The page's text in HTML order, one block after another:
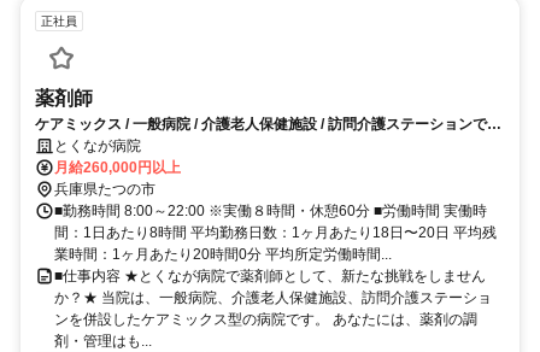
正社員
薬剤師
ケアミックス / 一般病院 / 介護老人保健施設 / 訪問介護ステーションでの
薬剤師の業務全般となります！
とくなが病院
月給260,000円以上
兵庫県たつの市
■勤務時間 8:00～22:00 ※実働８時間・休憩60分 ■労働時間 実働時
間：1日あたり8時間 平均勤務日数：1ヶ月あたり18日〜20日 平均残
業時間：1ヶ月あたり20時間0分 平均所定労働時間...
■仕事内容 ★とくなが病院で薬剤師として、新たな挑戦をしません
か？★ 当院は、一般病院、介護老人保健施設、訪問介護ステーショ
ンを併設したケアミックス型の病院です。 あなたには、薬剤の調
剤・管理はも...